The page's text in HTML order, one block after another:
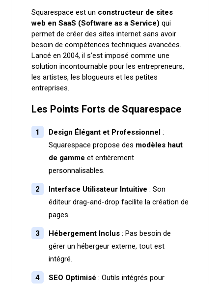
Squarespace est un constructeur de sites
web en SaaS (Software as a Service) qui
permet de créer des sites internet sans avoir
besoin de compétences techniques avancées.
Lancé en 2004, il s’est imposé comme une
solution incontournable pour les entrepreneurs,
les artistes, les blogueurs et les petites
entreprises.
Les Points Forts de Squarespace
Design Élégant et Professionnel:
Squarespace propose des modèles haut
de gamme et entièrement
personnalisables.
Interface Utilisateur Intuitive : Son
éditeur drag-and-drop facilite la création de
pages.
Hébergement Inclus: Pas besoin de
gérer un hébergeur externe, tout est
intégré.
SEO Optimisé : Outils intégrés pour